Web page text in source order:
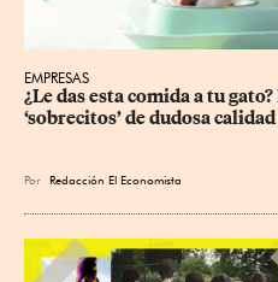
EMPRESAS
¿Le das esta comida a tu
‘sobrecitos’ de dudosa calidad
Por Redacción El Economista